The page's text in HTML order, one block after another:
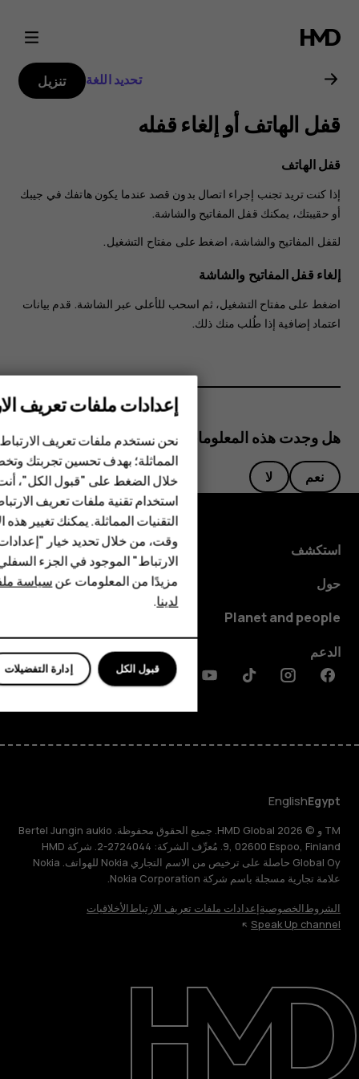
دليل
مستخدم
Nokia
X10
الهواتف المميزة
الأكسسوارات
HMD DUB
HMD Watch
للأعمال
الأجهزة اللوحية
حول
الدعم
Egypt
تحديد اللغة تنزيل
قفل الهاتف أو إلغاء قفله
قفل الهاتف
إذا كنت تريد تجنب إجراء اتصال بدون قصد عندما يكون هاتفك في جيبك
أو حقيبتك، يمكنك قفل المفاتيح والشاشة.
لقفل المفاتيح والشاشة، اضغط على مفتاح التشغيل.
إلغاء قفل المفاتيح والشاشة
اضغط على مفتاح التشغيل، ثم اسحب للأعلى عبر الشاشة. قدم بيانات
اعتماد إضافية إذا طُلب منك ذلك.
هل وجدت هذه المعلومات مفيدة؟
نعم لا
استكشف
حول
Planet and people
الدعم
Facebook
Instagram
Tiktok
Youtube
Linkedin
Discord
Egypt
English
TM و © 2026 HMD Global. جميع الحقوق محفوظة. Bertel Jungin aukio
9, 02600 Espoo, Finland. مُعرِّف الشركة: 2724044-2. شركة HMD
Global Oy حاصلة على ترخيص من الاسم التجاري Nokia للهواتف. Nokia
علامة تجارية مسجلة باسم شركة Nokia Corporation.
الشروطالخصوصيةإعدادات ملفات تعريف الارتباطالأخلاقيات
Speak Up channel
إعدادات ملفات تعريف
نحن نستخدم ملفات تعريف
المماثلة؛ بهدف تحسين تجربتك
خلال الضغط على "قبول الكل"،
استخدام تقنية ملفات تعريف
التقنيات المماثلة. يمكنك تغيير
وقت، من خلال تحديد خيار
الارتباط" الموجود في الجزء
مزيدًا من المعلومات عنسياسة
لدينا.
إدارة التفضيلات قبول الكل